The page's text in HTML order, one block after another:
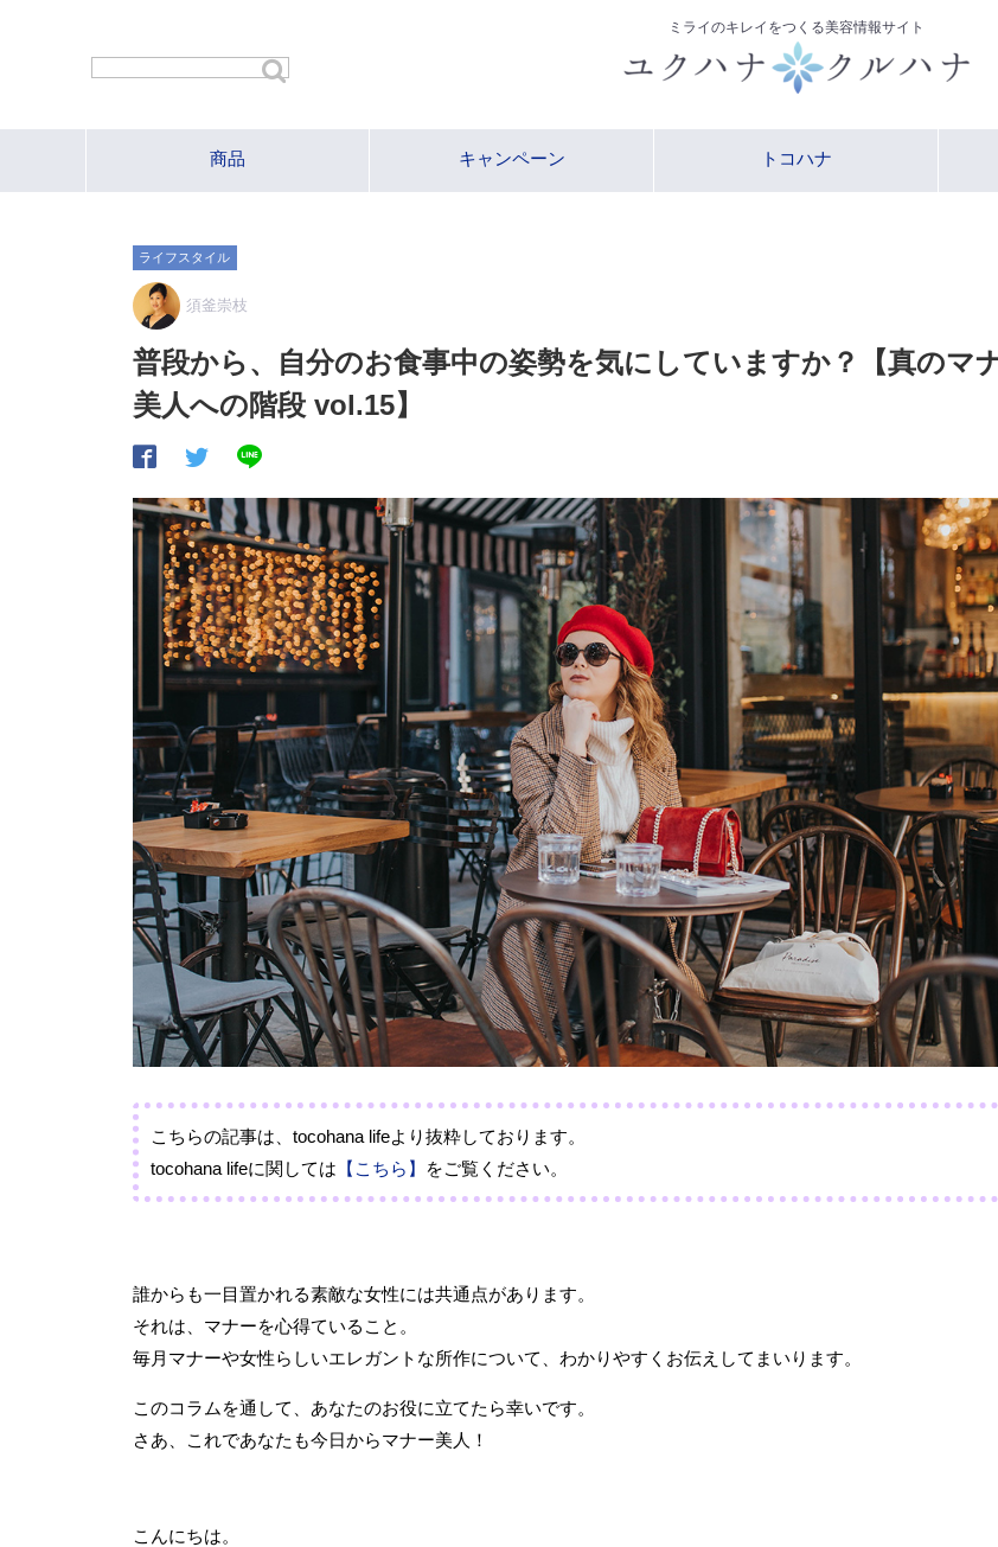
ミライのキレイをつくる美容情報サイト
商品 キャンペーン トコハナ
ライフスタイル
須釜崇枝
普段から、自分のお食事中の姿勢を気にしていますか？【真のマ
美人への階段 vol.15】
こちらの記事は、tocohana lifeより抜粋しております。
tocohana lifeに関しては 【こちら】 をご覧ください。
誰からも一目置かれる素敵な女性には共通点があります。
それは、マナーを心得ていること。
毎月マナーや女性らしいエレガントな所作について、わかりやすくお伝えしてまいります。
このコラムを通して、あなたのお役に立てたら幸いです。
さあ、これであなたも今日からマナー美人！
こんにちは。